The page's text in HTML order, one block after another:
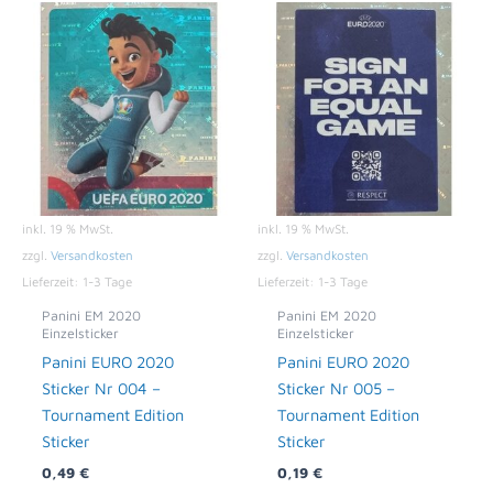
inkl. 19 % MwSt.
zzgl. Versandkosten
Lieferzeit: 1-3 Tage
Panini EM 2020
Einzelsticker
Panini EURO 2020
Sticker Nr 004 –
Tournament Edition
Sticker
0,49 €
inkl. 19 % MwSt.
zzgl. Versandkosten
Lieferzeit: 1-3 Tage
Panini EM 2020
Einzelsticker
Panini EURO 2020
Sticker Nr 005 –
Tournament Edition
Sticker
0,19 €